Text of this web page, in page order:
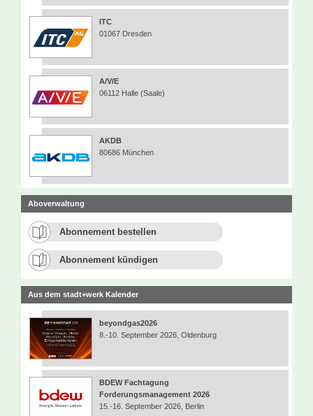
ITC
01067 Dresden
A/V/E
06112 Halle (Saale)
AKDB
80686 München
Aboverwaltung
Abonnement bestellen
Abonnement kündigen
Aus dem stadt+werk Kalender
beyondgas2026
8.-10. September 2026, Oldenburg
BDEW Fachtagung
Forderungsmanagement 2026
15.-16. September 2026, Berlin